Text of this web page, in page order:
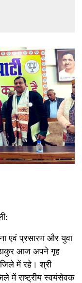
एवं प्रसारण और युवा
ठाकुर आज अपने गृह
में रहे। श्री
में राष्ट्रीय स्वयंसेवक